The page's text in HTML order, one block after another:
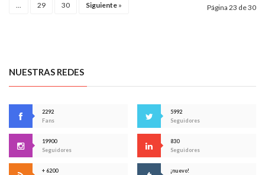
... 29 30 Siguiente » Página 23 de 30
NUESTRAS REDES
2292
Fans
5992
Seguidores
19900
Seguidores
830
Seguidores
+ 6200
¡nuevo!